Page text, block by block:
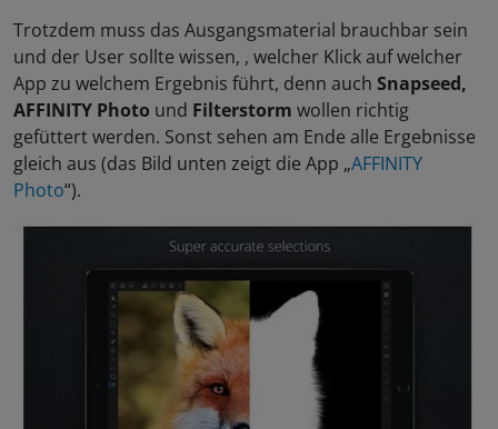
Trotzdem muss das Ausgangsmaterial brauchbar sein
und der User sollte wissen, , welcher Klick auf welcher
App zu welchem Ergebnis führt, denn auch Snapseed,
AFFINITY Photo und Filterstorm wollen richtig
gefüttert werden. Sonst sehen am Ende alle Ergebnisse
gleich aus (das Bild unten zeigt die App „AFFINITY
Photo“).